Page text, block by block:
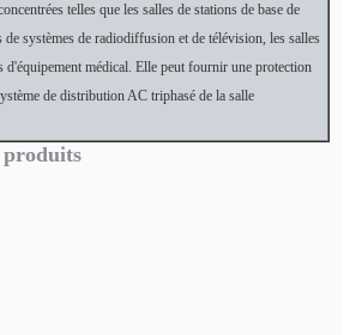
telles que les salles de stations de base de
de systèmes de radiodiffusion et de télévision, les salles
d'équipement médical. Elle peut fournir une protection
de distribution AC triphasé de la salle
produits